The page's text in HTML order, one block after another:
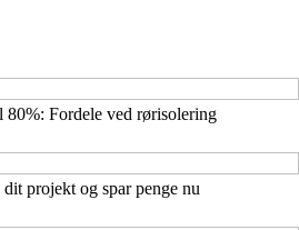
80%: Fordele ved rørisolering
projekt og spar penge nu